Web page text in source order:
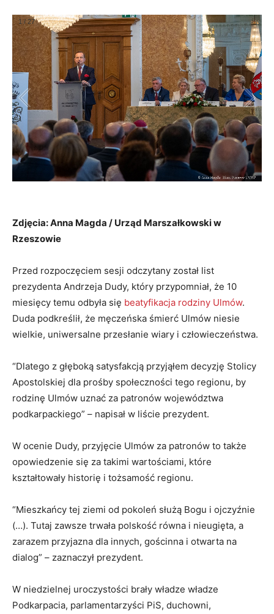
1 / 27
Zdjęcia: Anna Magda / Urząd Marszałkowski w
Rzeszowie
Przed rozpoczęciem sesji odczytany został list
prezydenta Andrzeja Dudy, który przypomniał, że 10
miesięcy temu odbyła się beatyfikacja rodziny Ulmów.
Duda podkreślił, że męczeńska śmierć Ulmów niesie
wielkie, uniwersalne przesłanie wiary i człowieczeństwa.
“Dlatego z głęboką satysfakcją przyjąłem decyzję Stolicy
Apostolskiej dla prośby społeczności tego regionu, by
rodzinę Ulmów uznać za patronów województwa
podkarpackiego” – napisał w liście prezydent.
W ocenie Dudy, przyjęcie Ulmów za patronów to także
opowiedzenie się za takimi wartościami, które
kształtowały historię i tożsamość regionu.
“Mieszkańcy tej ziemi od pokoleń służą Bogu i ojczyźnie
(…). Tutaj zawsze trwała polskość równa i nieugięta, a
zarazem przyjazna dla innych, gościnna i otwarta na
dialog” – zaznaczył prezydent.
W niedzielnej uroczystości brały władze władze
Podkarpacia, parlamentarzyści PiS, duchowni,